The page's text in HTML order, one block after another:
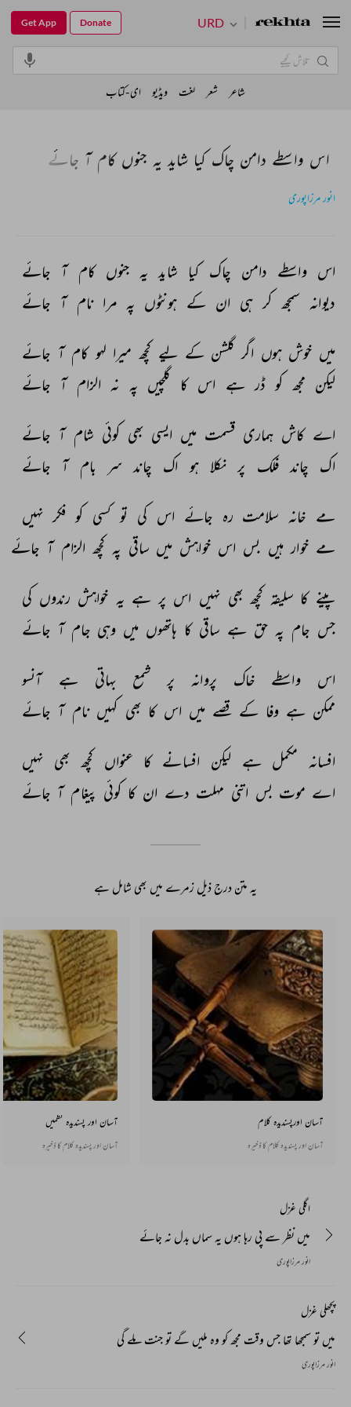
اس واسطے دامن چاک کیا شاید یہ جنوں کام آ جائے
انور مرزاپوری
اس واسطے دامن چاک کیا شاید یہ جنوں کام آ جائے
دیوانہ سمجھ کر ہی ان کے ہونٹوں پہ مرا نام آ جائے
میں خوش ہوں اگر گلشن کے لیے کچھ میرا لہو کام آ جائے
لیکن مجھ کو ڈر ہے اس کا گلچیں پہ نہ الزام آ جائے
اے کاش ہماری قسمت میں ایسی بھی کوئی شام آ جائے
اک چاند فلک پر نکلا ہو اک چاند سر بام آ جائے
مے خانہ سلامت رہ جائے اس کی تو کسی کو فکر نہیں
مے خوار ہیں بس اس خواہش میں ساقی پہ کچھ الزام آ جائے
پینے کا سلیقہ کچھ بھی نہیں اس پر ہے یہ خواہش رندوں کی
جس جام پہ حق ہے ساقی کا ہاتھوں میں وہی جام آ جائے
اس واسطے خاک پروانہ پر شمع بہاتی ہے
آنسو
ممکن ہے وفا کے قصے میں اس کا بھی کہیں نام آ جائے
افسانہ مکمل ہے لیکن افسانے کا عنواں کچھ بھی نہیں
اے موت بس اتنی مہلت دے ان کا کوئی پیغام آ جائے
یہ متن درج ذیل زمرے میں بھی شامل ہے
آسان اورپسندیدہ کلام
آسان اور پسندیدہ کلام کا ذخیرہ
آسان اور پسندیدہ نظمیں
آسان اور پسندیدہ کلام کا ذخیرہ
اگلی غزل
میں نظر سے پی رہا ہوں یہ سماں بدل نہ جائے
انور مرزاپوری
پچھلی غزل
میں تو سمجھا تھا جس وقت مجھ کو وہ ملیں گے تو جنت ملے گی
انور مرزاپوری
URD
Get App Donate
شاعر شعر لغت ویڈیو ای-کتاب